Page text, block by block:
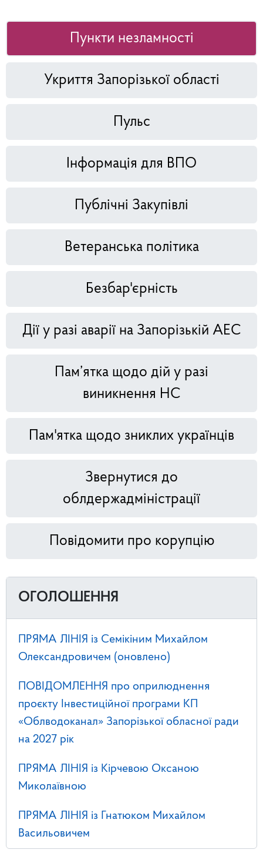
Пункти незламності
Укриття Запорізької області
Пульс
Інформація для ВПО
Публічні Закупівлі
Ветеранська політика
Безбар'єрність
Дії у разі аварії на Запорізькій АЕС
Пам’ятка щодо дій у разі
виникнення НС
Пам'ятка щодо зниклих українців
Звернутися до
облдержадміністрації
Повідомити про корупцію
ОГОЛОШЕННЯ
ПРЯМА ЛІНІЯ із Семікіним Михайлом
Олександровичем (оновлено)
ПОВІДОМЛЕННЯ про оприлюднення
проєкту Інвестиційної програми КП
«Облводоканал» Запорізької обласної ради
на 2027 рік
ПРЯМА ЛІНІЯ із Кірчевою Оксаною
Миколаївною
ПРЯМА ЛІНІЯ із Гнатюком Михайлом
Васильовичем